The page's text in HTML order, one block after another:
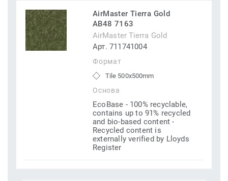
AirMaster Tierra Gold
AB48 7163
AirMaster Tierra Gold
Арт. 711741004
Формат
Tile 500x500mm
Основа
EcoBase - 100% recyclable,
contains up to 91% recycled
and bio-based content -
Recycled content is
externally verified by Lloyds
Register